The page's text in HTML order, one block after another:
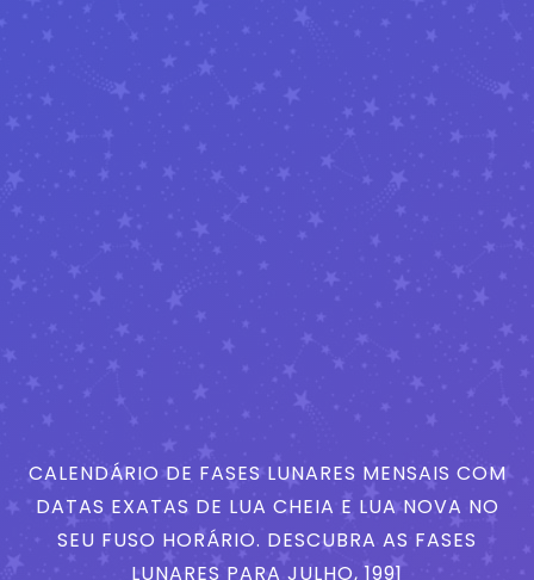
CALENDÁRIO DE FASES LUNARES MENSAIS COM
DATAS EXATAS DE LUA CHEIA E LUA NOVA NO
SEU FUSO HORÁRIO. DESCUBRA AS FASES
LUNARES PARA JULHO, 1991